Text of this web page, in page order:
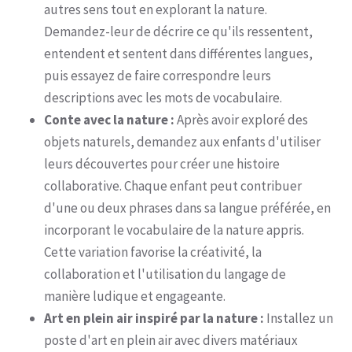
autres sens tout en explorant la nature.
Demandez-leur de décrire ce qu'ils ressentent,
entendent et sentent dans différentes langues,
puis essayez de faire correspondre leurs
descriptions avec les mots de vocabulaire.
Conte avec la nature :Après avoir exploré des
objets naturels, demandez aux enfants d'utiliser
leurs découvertes pour créer une histoire
collaborative. Chaque enfant peut contribuer
d'une ou deux phrases dans sa langue préférée, en
incorporant le vocabulaire de la nature appris.
Cette variation favorise la créativité, la
collaboration et l'utilisation du langage de
manière ludique et engageante.
Art en plein air inspiré par la nature : Installez un
poste d'art en plein air avec divers matériaux